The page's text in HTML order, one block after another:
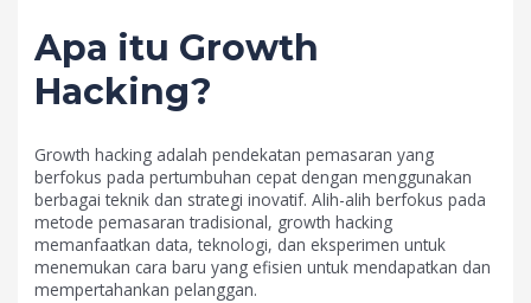
Apa itu Growth
Hacking?
Growth hacking adalah pendekatan pemasaran yang
berfokus pada pertumbuhan cepat dengan menggunakan
berbagai teknik dan strategi inovatif. Alih-alih berfokus pada
metode pemasaran tradisional, growth hacking
memanfaatkan data, teknologi, dan eksperimen untuk
menemukan cara baru yang efisien untuk mendapatkan dan
mempertahankan pelanggan.